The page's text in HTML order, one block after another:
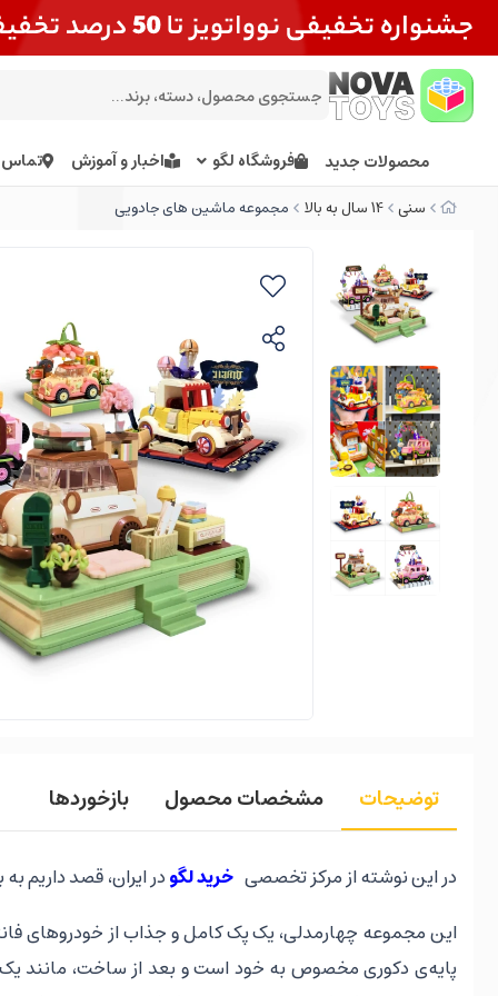
محصولات جدید فروشگاه لگو اخبار و آموزش تماس
سنی 14 سال به بالا مجموعه ماشین های جادویی
توضیحات مشخصات محصول بازخوردها
در این نوشته از مرکز تخصصی خرید لگودر ایران، قصد داریم
این مجموعه چهارمدلی، یک پک کامل و جذاب از خودروهای
پایه‌ی دکوری مخصوص به خود است و بعد از ساخت، مانند